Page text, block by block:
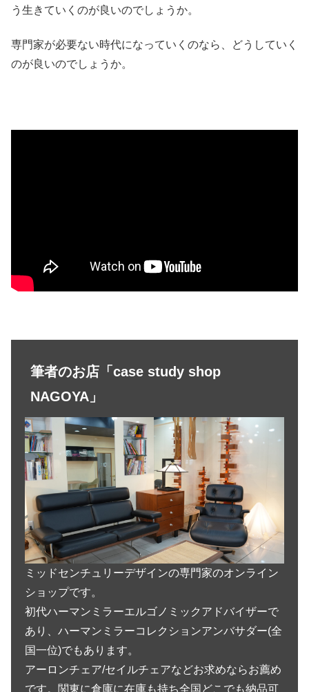
う生きていくのが良いのでしょうか。
専門家が必要ない時代になっていくのなら、どうしていく
のが良いのでしょうか。
筆者のお店「case study shop
NAGOYA」
ミッドセンチュリーデザインの専門家のオンライン
ショップです。
初代ハーマンミラーエルゴノミックアドバイザーで
あり、ハーマンミラーコレクションアンバサダー(全
国一位)でもあります。
アーロンチェア/セイルチェアなどお求めならお薦め
です。関東に倉庫に在庫も持ち全国どこでも納品可